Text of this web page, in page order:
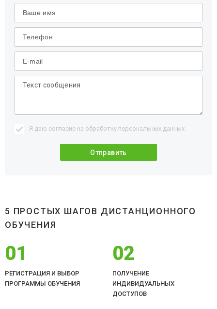
Я даю согласие на обработку персональных данных
5 ПРОСТЫХ ШАГОВ ДИСТАНЦИОННОГО
ОБУЧЕНИЯ
01
РЕГИСТРАЦИЯ И ВЫБОР
ПРОГРАММЫ ОБУЧЕНИЯ
02
ПОЛУЧЕНИЕ
ИНДИВИДУАЛЬНЫХ
ДОСТУПОВ